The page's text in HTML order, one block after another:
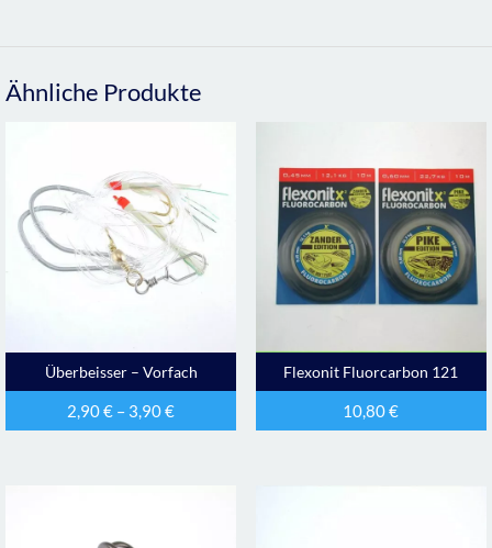
Ähnliche Produkte
Überbeisser – Vorfach
2,90€ – 3,90€
Flexonit Fluorcarbon 121
10,80€